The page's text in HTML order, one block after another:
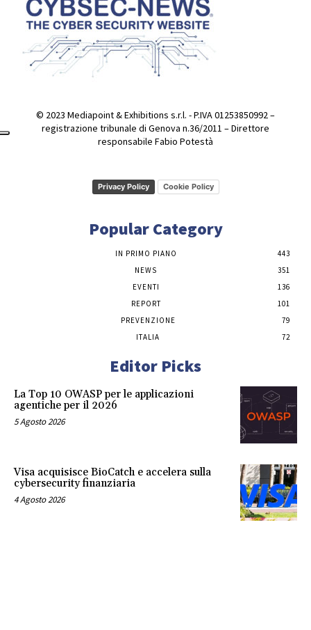
© 2023 Mediapoint & Exhibitions s.r.l. - P.IVA 01253850992 –
registrazione tribunale di Genova n.36/2011 – Direttore
responsabile Fabio Potestà
Privacy Policy Cookie Policy
Popular Category
IN PRIMO PIANO
443
NEWS
351
EVENTI
136
REPORT
101
PREVENZIONE
79
ITALIA
72
Editor Picks
La Top 10 OWASP per le applicazioni
agentiche per il 2026
5 Agosto 2026
Visa acquisisce BioCatch e accelera sulla
cybersecurity finanziaria
4 Agosto 2026